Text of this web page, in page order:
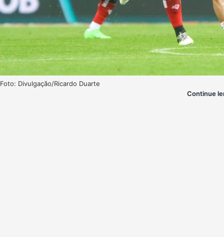
Foto: Divulgação/Ricardo Duarte
Continue